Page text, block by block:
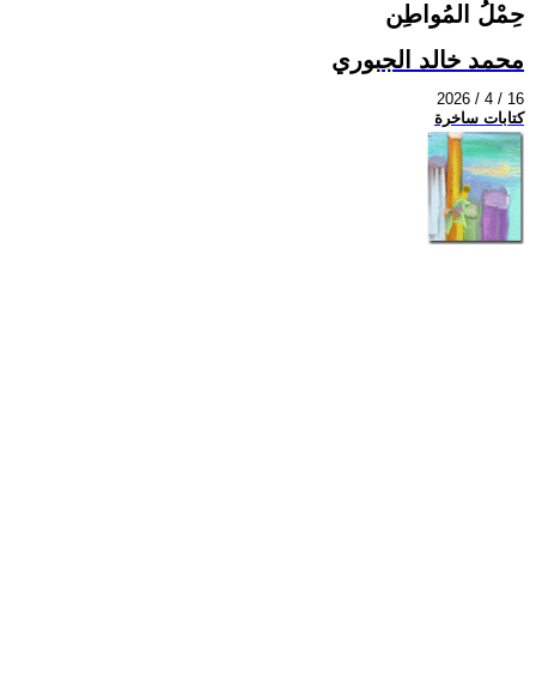
حِمْلُ المُواطِن
محمد خالد الجبوري
2026 / 4 / 16
كتابات ساخرة